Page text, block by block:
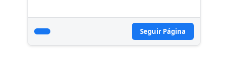
Seguir Página